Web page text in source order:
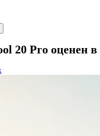
20 Pro оценен в